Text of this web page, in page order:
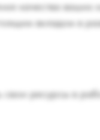
качества ваших
вкладом в
свои ресурсы в